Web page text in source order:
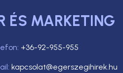
ÉS MARKETING
+36-92-955-955
kapcsolat@egerszegihirek.hu